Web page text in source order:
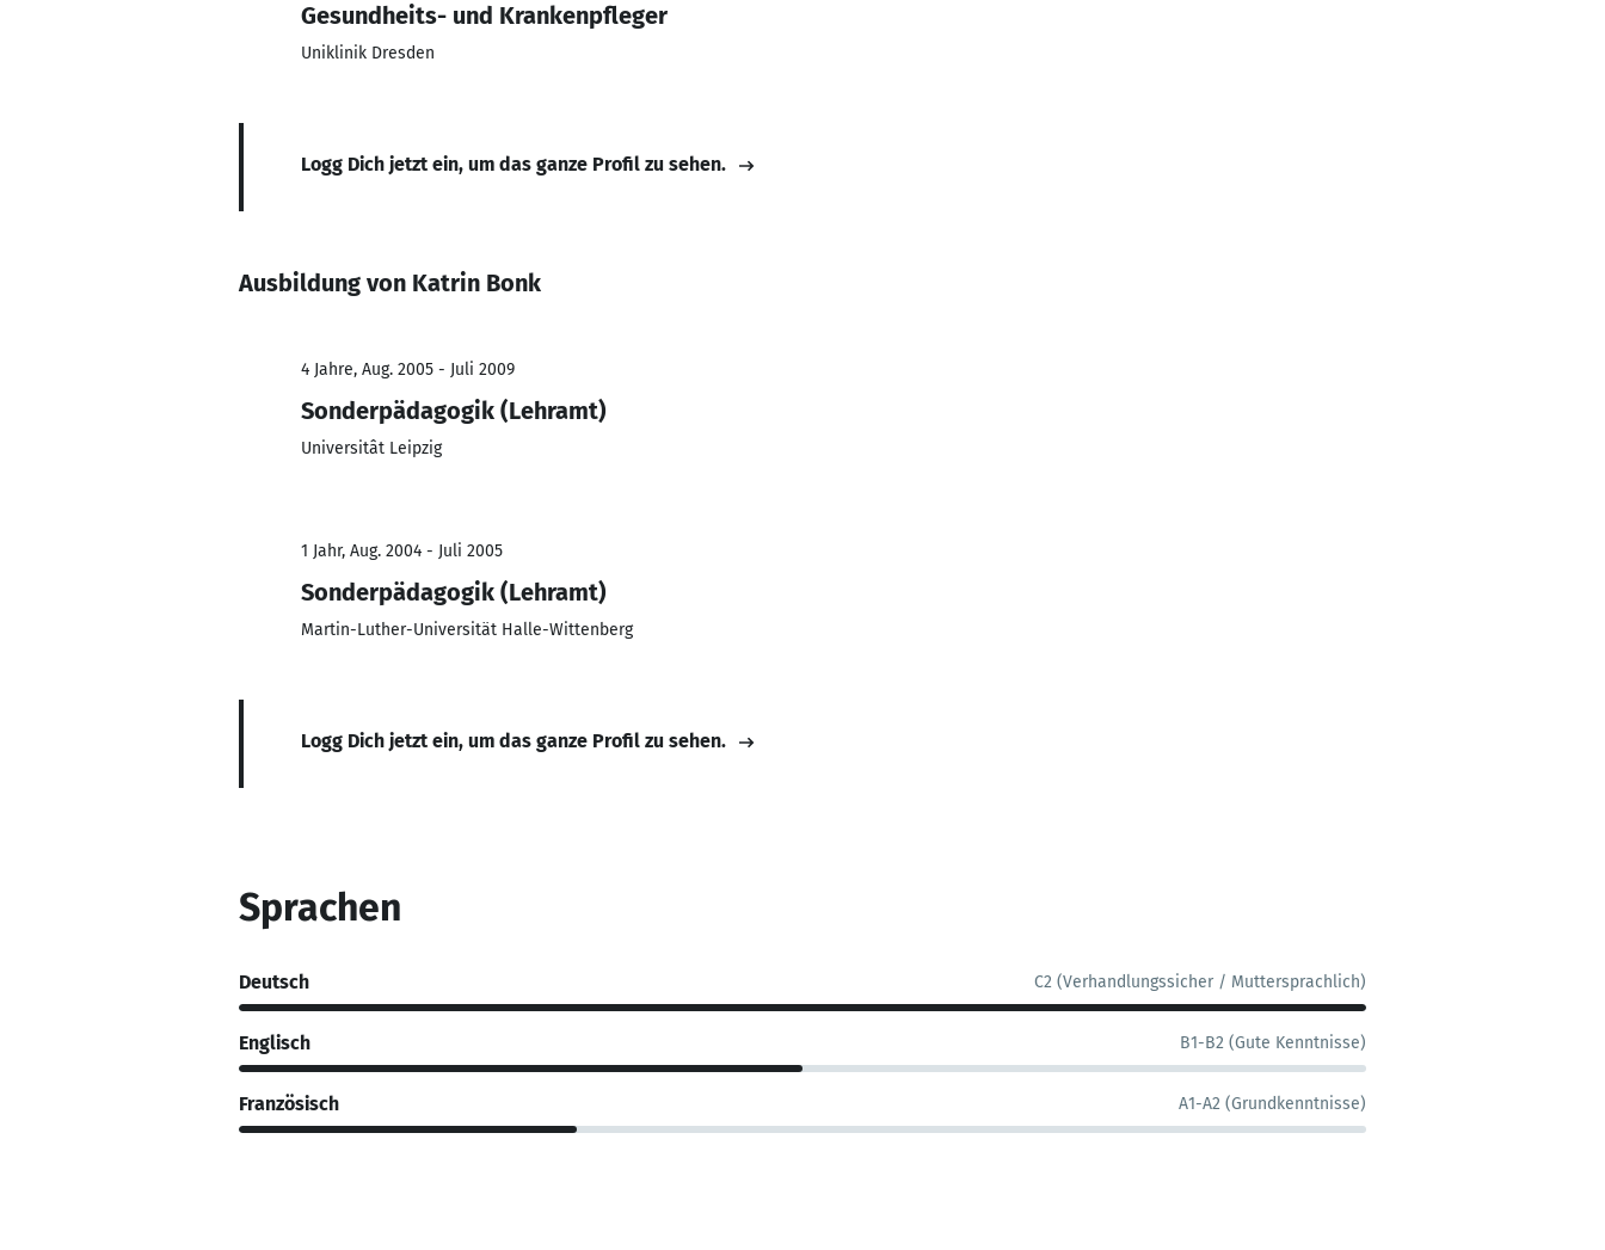
Gesundheits- und Krankenpfleger
Uniklinik Dresden
Logg Dich jetzt ein, um das ganze Profil zu sehen.
Ausbildung von Katrin Bonk
4 Jahre, Aug. 2005 - Juli 2009
Sonderpädagogik (Lehramt)
Universitât Leipzig
1 Jahr, Aug. 2004 - Juli 2005
Sonderpädagogik (Lehramt)
Martin-Luther-Universität Halle-Wittenberg
Logg Dich jetzt ein, um das ganze Profil zu sehen.
Sprachen
Deutsch C2 (Verhandlungssicher / Muttersprachlich)
Englisch B1-B2 (Gute Kenntnisse)
Französisch A1-A2 (Grundkenntnisse)